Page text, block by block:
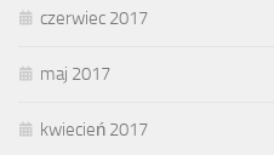
czerwiec 2017
maj 2017
kwiecień 2017